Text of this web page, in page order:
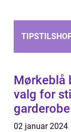
Mørkeblå
valg for
garderobe
02 januar 2024